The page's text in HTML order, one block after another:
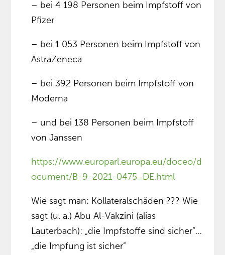
– bei 4 198 Personen beim Impfstoff von
Pfizer
– bei 1 053 Personen beim Impfstoff von
AstraZeneca
– bei 392 Personen beim Impfstoff von
Moderna
– und bei 138 Personen beim Impfstoff
von Janssen
https://www.europarl.europa.eu/doceo/d
ocument/B-9-2021-0475_DE.html
Wie sagt man: Kollateralschäden ??? Wie
sagt (u. a.) Abu Al-Vakzini (alias
Lauterbach): „die Impfstoffe sind sicher”…
„die Impfung ist sicher”